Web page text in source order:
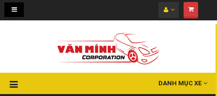
Toggle
navigation
DANH MỤC XE